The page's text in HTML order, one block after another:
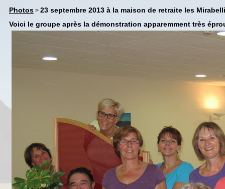
Photos > 23 septembre 2013 à la maison de retraite les
Voici le groupe après la démonstration apparemment très